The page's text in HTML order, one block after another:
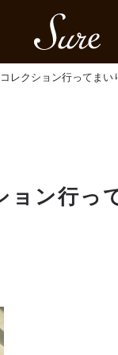
レクション行ってま
ョン行